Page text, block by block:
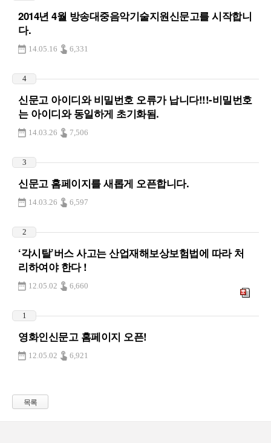
2014년 4월 방송대중음악기술지원신문고를 시작합니
다.
14.05.16 6,331
4
신문고 아이디와 비밀번호 오류가 납니다!!!-비밀번호
는 아이디와 동일하게 초기화됨.
14.03.26 7,506
3
신문고 홈페이지를 새롭게 오픈합니다.
14.03.26 6,597
2
‘각시탈’버스 사고는 산업재해보상보험법에 따라 처
리하여야 한다 !
12.05.02 6,660
1
영화인신문고 홈페이지 오픈!
12.05.02 6,921
목록